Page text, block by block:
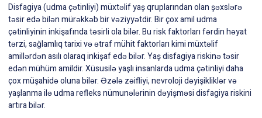
Disfagiya (udma çətinliyi) müxtəlif yaş qruplarından olan şəxslərə
təsir edə bilən mürəkkəb bir vəziyyətdir. Bir çox amil udma
çətinliyinin inkişafında təsirli ola bilər. Bu risk faktorları fərdin həyat
tərzi, sağlamlıq tarixi və ətraf mühit faktorları kimi müxtəlif
amillərdən asılı olaraq inkişaf edə bilər. Yaş disfagiya riskinə təsir
edən mühüm amildir. Xüsusilə yaşlı insanlarda udma çətinliyi daha
çox müşahidə oluna bilər. Əzələ zəifliyi, nevroloji dəyişikliklər və
yaşlanma ilə udma refleks nümunələrinin dəyişməsi disfagiya riskini
artıra bilər.